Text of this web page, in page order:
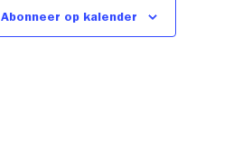
Abonneer op kalender